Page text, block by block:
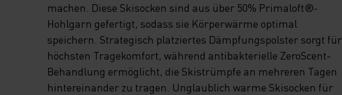
machen. Diese Skisocken sind aus über 50% Primaloft®-
Hohlgarn gefertigt, sodass sie Körperwärme optimal
speichern. Strategisch platziertes Dämpfungspolster sorgt für
höchsten Tragekomfort, während antibakterielle ZeroScent-
Behandlung ermöglicht, die Skistrümpfe an mehreren Tagen
hintereinander zu tragen. Unglaublich warme Skisocken für